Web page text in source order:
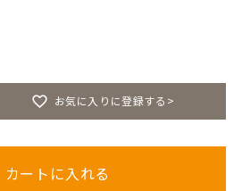
お気に入りに登録する>
カートに入れる